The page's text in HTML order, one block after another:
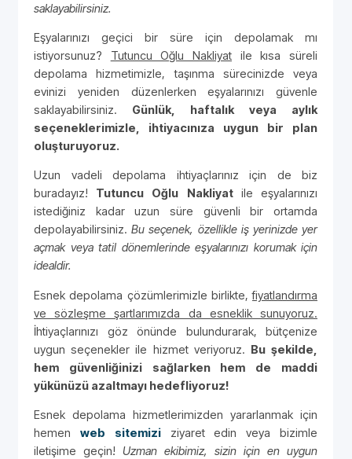
saklayabilirsiniz.
Eşyalarınızı geçici bir süre için depolamak mı
istiyorsunuz? Tutuncu Oğlu Nakliyat ile kısa süreli
depolama hizmetimizle, taşınma sürecinizde veya
evinizi yeniden düzenlerken eşyalarınızı güvenle
saklayabilirsiniz. Günlük, haftalık veya aylık
seçeneklerimizle, ihtiyacınıza uygun bir plan
oluşturuyoruz.
Uzun vadeli depolama ihtiyaçlarınız için de biz
buradayız! Tutuncu Oğlu Nakliyatile eşyalarınızı
istediğiniz kadar uzun süre güvenli bir ortamda
depolayabilirsiniz.Bu seçenek, özellikle iş yerinizde yer
açmak veya tatil dönemlerinde eşyalarınızı korumak için
idealdir.
Esnek depolama çözümlerimizle birlikte,fiyatlandırma
ve sözleşme şartlarımızda da esneklik sunuyoruz.
İhtiyaçlarınızı göz önünde bulundurarak, bütçenize
uygun seçenekler ile hizmet veriyoruz. Bu şekilde,
hem güvenliğinizi sağlarken hem de maddi
yükünüzü azaltmayı hedefliyoruz!
Esnek depolama hizmetlerimizden yararlanmak için
hemen web sitemiziziyaret edin veya bizimle
iletişime geçin! Uzman ekibimiz, sizin için en uygun